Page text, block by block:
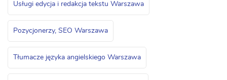
Usługi edycja i redakcja tekstu Warszawa
Pozycjonerzy, SEO Warszawa
Tłumacze języka angielskiego Warszawa